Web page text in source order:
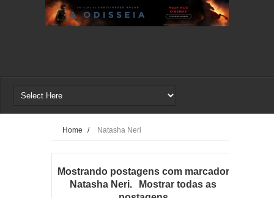
Home / Natasha Neri
Mostrando postagens com marcador
Natasha Neri.
Mostrar todas as